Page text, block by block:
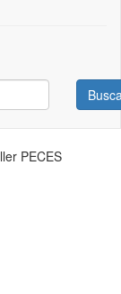
PECES